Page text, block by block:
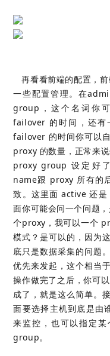
再看看前端的配置，
一些配置管理。在
group，这个名词你
failover 的时间，还
failover 的时间你可以
proxy 的数量，正常来
proxy group 设定好
name跟 proxy 所有的
致。这里面 active 还
面你可能会问一个问题
个proxy，我可以一个
模式？是可以的，因为
底只是数据采集的问题
优先来发起，这个相当
操作做完了之后，你可
成了，就是这么简单。
面要选择主机到底是由
来监控，也可以指定
group。